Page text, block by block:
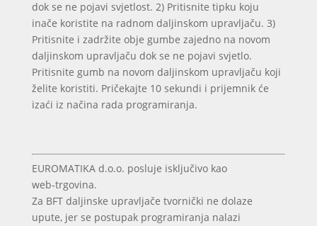
dok se ne pojavi svjetlost. 2) Pritisnite tipku koju
inače koristite na radnom daljinskom upravljaču. 3)
Pritisnite i zadržite obje gumbe zajedno na novom
daljinskom upravljaču dok se ne pojavi svjetlo.
Pritisnite gumb na novom daljinskom upravljaču koji
želite koristiti. Pričekajte 10 sekundi i prijemnik će
izaći iz načina rada programiranja.
EUROMATIKA d.o.o. posluje isključivo kao
web‑trgovina.
Za BFT daljinske upravljače tvornički ne dolaze
upute, jer se postupak programiranja nalazi